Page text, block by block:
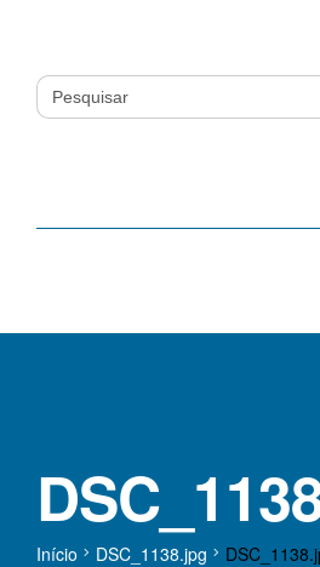
Search
for:
Início DSC_1138.jpg